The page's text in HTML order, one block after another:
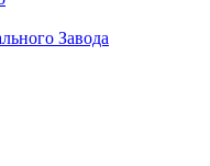
Завода